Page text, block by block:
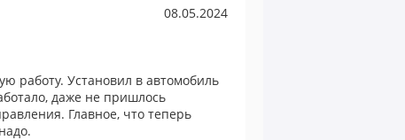
08.05.2024
работу. Установил в автомобиль
даже не пришлось
Главное, что теперь